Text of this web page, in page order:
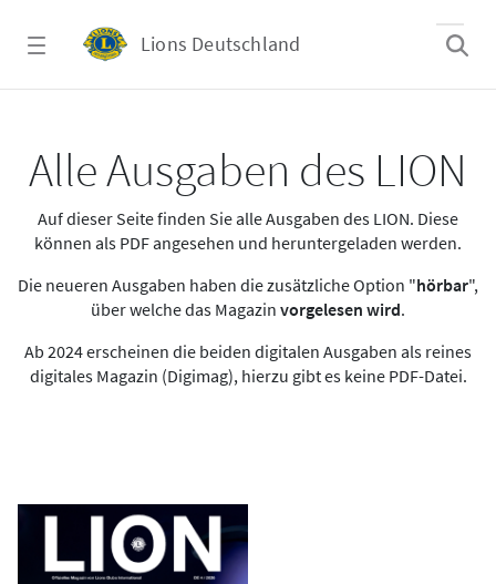
Lions Deutschland
Alle Ausgaben des LION
Auf dieser Seite finden Sie alle Ausgaben des LION. Diese
können als PDF angesehen und heruntergeladen werden.
Die neueren Ausgaben haben die zusätzliche Option "hörbar",
über welche das Magazin vorgelesen wird.
Ab 2024 erscheinen die beiden digitalen Ausgaben als reines
digitales Magazin (Digimag), hierzu gibt es keine PDF-Datei.